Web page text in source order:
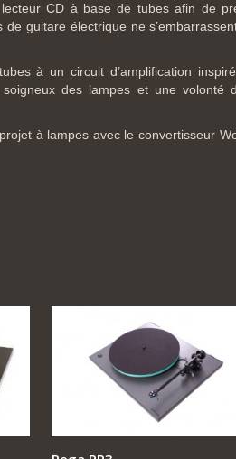
CD à base de tubes afin de
guitare électrique ne
à un circuit d’amplification
des lampes et une volonté
à lampes avec le convertisseur